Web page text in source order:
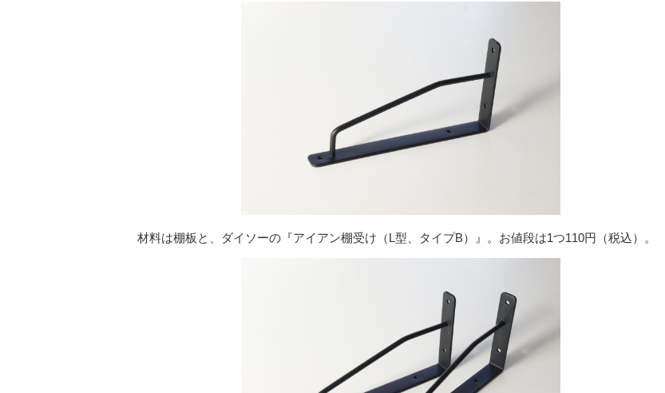
材料は棚板と、ダイソーの『アイアン棚受け（L型、タイプB）』。お値段は1つ110円（税込）。